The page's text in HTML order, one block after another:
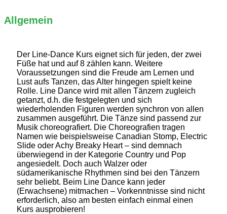
Allgemein
Der Line-Dance Kurs eignet sich für jeden, der zwei
Füße hat und auf 8 zählen kann. Weitere
Voraussetzungen sind die Freude am Lernen und
Lust aufs Tanzen, das Alter hingegen spielt keine
Rolle. Line Dance wird mit allen Tänzern zugleich
getanzt, d.h. die festgelegten und sich
wiederholenden Figuren werden synchron von allen
zusammen ausgeführt. Die Tänze sind passend zur
Musik choreografiert. Die Choreografien tragen
Namen wie beispielsweise Canadian Stomp, Electric
Slide oder Achy Breaky Heart – sind demnach
überwiegend in der Kategorie Country und Pop
angesiedelt. Doch auch Walzer oder
südamerikanische Rhythmen sind bei den Tänzern
sehr beliebt. Beim Line Dance kann jeder
(Erwachsene) mitmachen – Vorkenntnisse sind nicht
erforderlich, also am besten einfach einmal einen
Kurs ausprobieren!